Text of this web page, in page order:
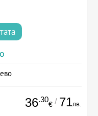
36.30
€ / 71лв.